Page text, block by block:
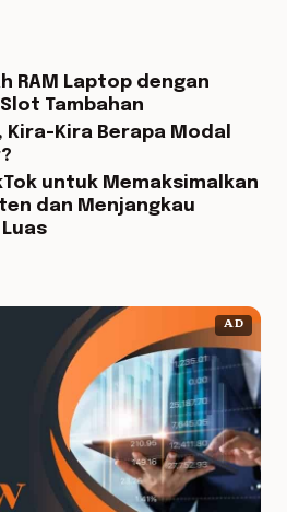
RAM Laptop dengan
Tambahan
Kira-Kira Berapa Modal
untuk Memaksimalkan
dan Menjangkau
AD